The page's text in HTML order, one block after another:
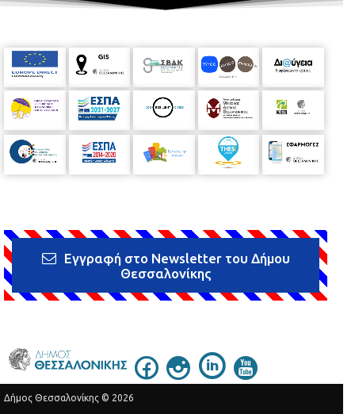
Εγγραφή στο Newsletter του Δήμου
Θεσσαλονίκης
Δήμος Θεσσαλονίκης © 2026